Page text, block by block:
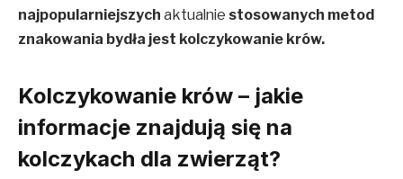
najpopularniejszych aktualnie stosowanych metod
znakowania bydła jest kolczykowanie krów.
Kolczykowanie krów – jakie
informacje znajdują się na
kolczykach dla zwierząt?